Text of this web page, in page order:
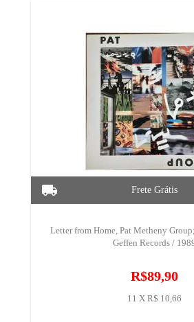
Letter from Home, Pat Metheny
Geffen Records /
R$89,90
11 X R$ 10,66